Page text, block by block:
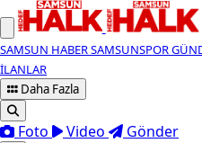
SAMSUN HABERSAMSUNSPOR
İLANLAR
Daha Fazla
Foto Video Gönder